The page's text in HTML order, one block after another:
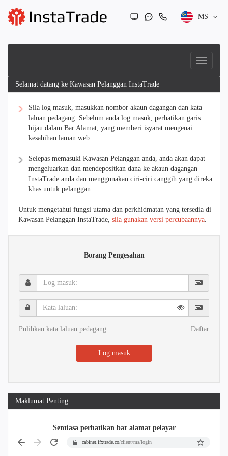
MS
Selamat datang ke Kawasan Pelanggan InstaTrade
Sila log masuk, masukkan nombor akaun dagangan dan kata
laluan pedagang. Sebelum anda log masuk, perhatikan garis
hijau dalam Bar Alamat, yang memberi isyarat mengenai
kesahihan laman web.
Selepas memasuki Kawasan Pelanggan anda, anda akan dapat
mengeluarkan dan mendepositkan dana ke akaun dagangan
InstaTrade anda dan menggunakan ciri-ciri canggih yang direka
khas untuk pelanggan.
Untuk mengetahui fungsi utama dan perkhidmatan yang tersedia di
Kawasan Pelanggan InstaTrade, sila gunakan versi percubaannya.
Borang Pengesahan
Log
masuk:
Kata
laluan:
Pulihkan kata laluan pedagang
Daftar
Log masuk
Maklumat Penting
Sentiasa perhatikan bar alamat pelayar
cabinet.ifxtrade.co/client/ms/login